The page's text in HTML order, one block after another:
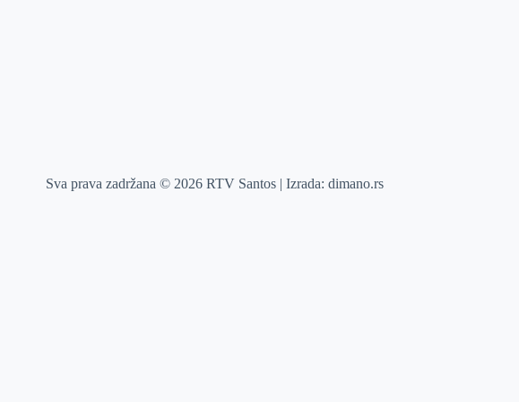
Sva prava zadržana © 2026 RTV Santos | Izrada:dimano.rs